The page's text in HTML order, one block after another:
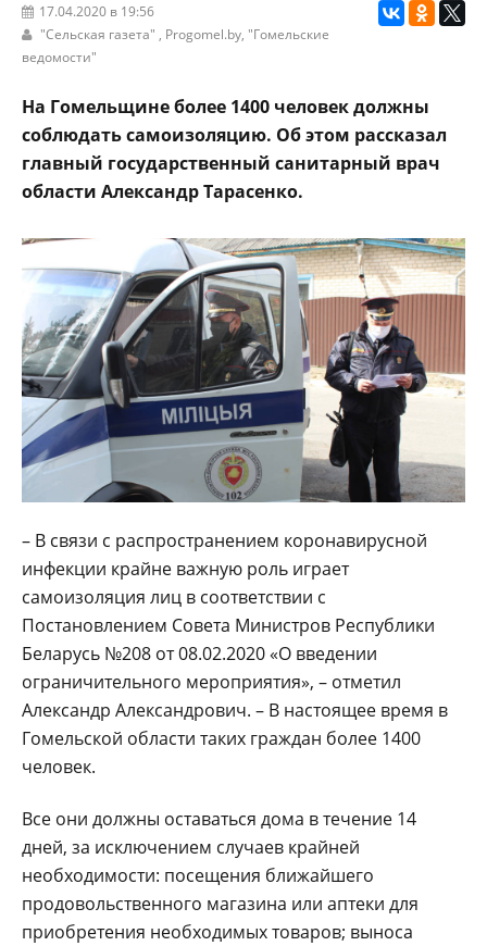
17.04.2020 в 19:56
"Сельская газета" , Progomel.by, "Гомельские
ведомости"
На Гомельщине более 1400 человек должны
соблюдать самоизоляцию. Об этом рассказал
главный государственный санитарный врач
области Александр Тарасенко.
– В связи с распространением коронавирусной
инфекции крайне важную роль играет
самоизоляция лиц в соответствии с
Постановлением Совета Министров Республики
Беларусь №208 от 08.02.2020 «О введении
ограничительного мероприятия», – отметил
Александр Александрович. – В настоящее время в
Гомельской области таких граждан более 1400
человек.
Все они должны оставаться дома в течение 14
дней, за исключением случаев крайней
необходимости: посещения ближайшего
продовольственного магазина или аптеки для
приобретения необходимых товаров; выноса